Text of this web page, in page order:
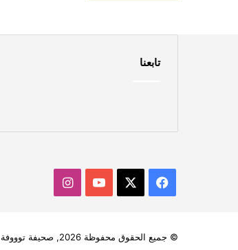
تابعنا
فيسبوك ‫YouTubeانستقرام
© جميع الحقوق محفوظة 2026, صحيفة توووفة الالكترونية